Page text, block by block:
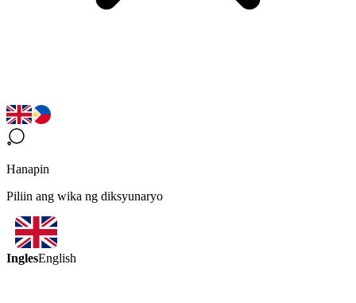
Hanapin
Piliin ang wika ng diksyunaryo
InglesEnglish